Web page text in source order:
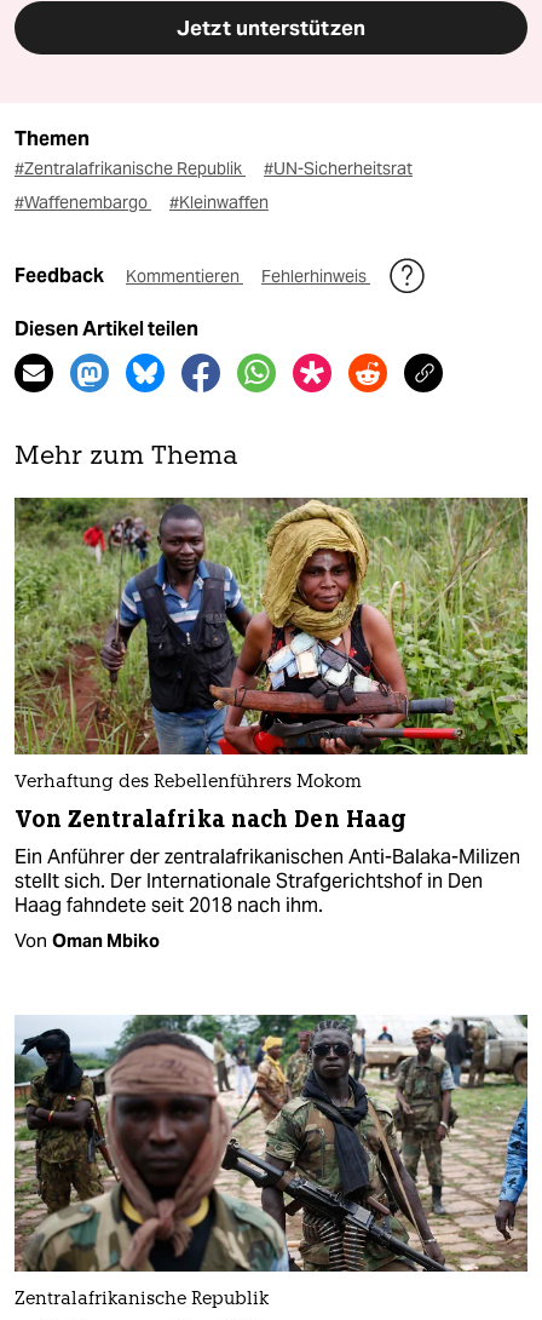
Jetzt unterstützen
Themen
#Zentralafrikanische Republik
#UN-Sicherheitsrat
#Waffenembargo
#Kleinwaffen
Feedback Kommentieren Fehlerhinweis
Diesen Artikel teilen
Mehr zum Thema
Verhaftung des Rebellenführers Mokom
Von Zentralafrika nach Den Haag
Ein Anführer der zentralafrikanischen Anti-Balaka-Milizen
stellt sich. Der Internationale Strafgerichtshof in Den
Haag fahndete seit 2018 nach ihm.
Von Oman Mbiko
Zentralafrikanische Republik